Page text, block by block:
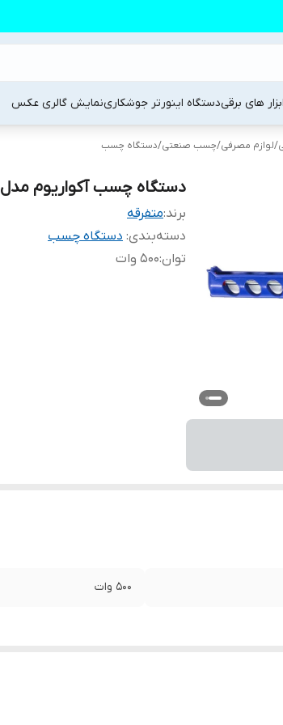
ابزار های برقیدستگاه اینورتر جوشکارینمایش گالری عکس
/لوازم مصرفی/چسب صنعتی/دستگاه چسب
دستگاه چسب آکواریوم مدل A.T.T-4250
برند:متفرقه
دسته‌بندی: دستگاه چسب
توان:500 وات
500 وات